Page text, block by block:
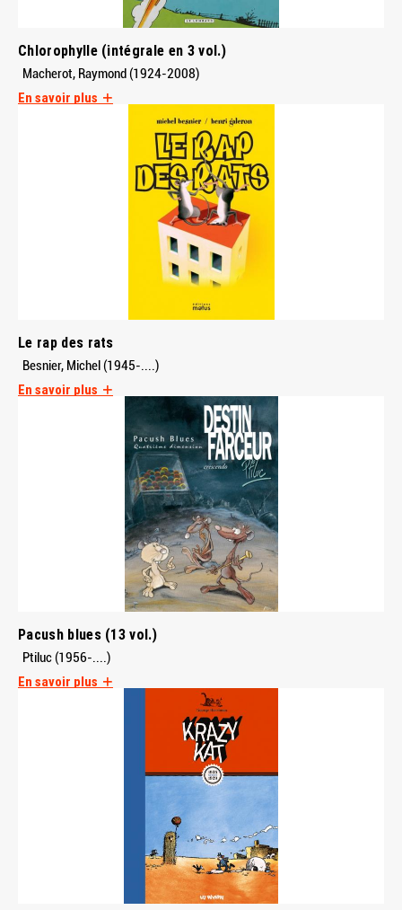
Chlorophylle (intégrale en 3 vol.)
Macherot, Raymond (1924-2008)
En savoir plus
Le rap des rats
Besnier, Michel (1945-....)
En savoir plus
Pacush blues (13 vol.)
Ptiluc (1956-....)
En savoir plus